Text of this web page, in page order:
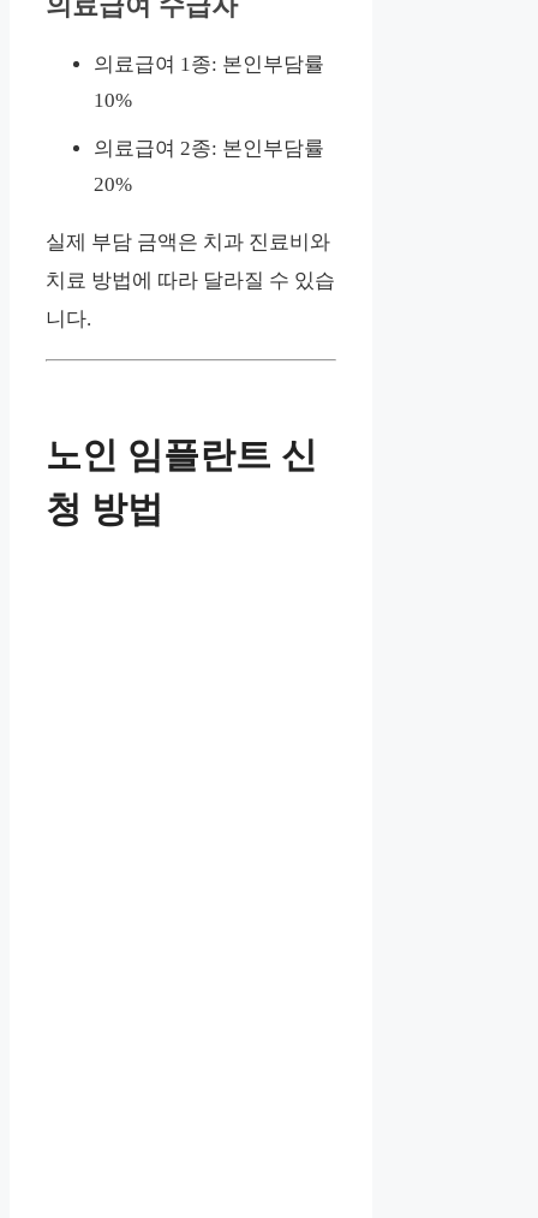
의료급여 1종: 본인부담률
10%
의료급여 2종: 본인부담률
20%
실제 부담 금액은 치과 진료비와
치료 방법에 따라 달라질 수 있습
니다.
노인 임플란트 신
청 방법